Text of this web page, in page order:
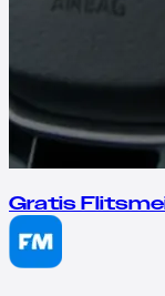
Gratis